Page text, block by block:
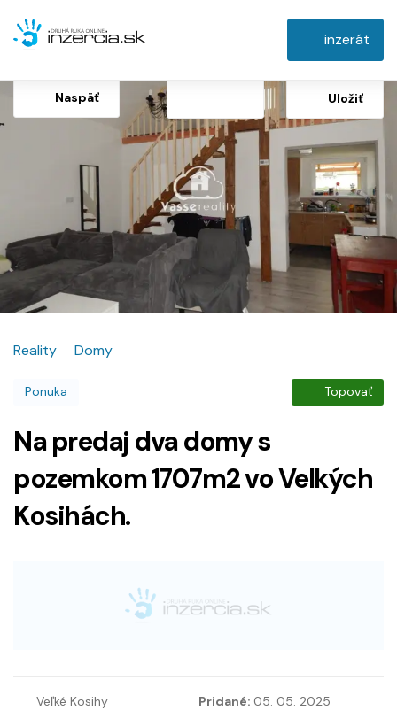
inzerát
Naspäť Uložiť
Reality Domy
Ponuka Topovať
Na predaj dva domy s
pozemkom 1707m2 vo Velkých
Kosihách.
Veľké Kosihy Pridané: 05. 05. 2025